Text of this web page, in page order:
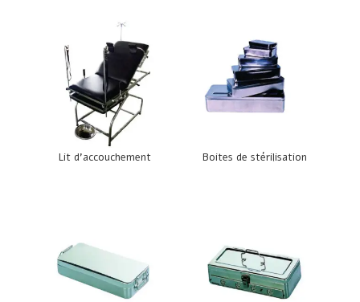
Lit d’accouchement Boites de stérilisation